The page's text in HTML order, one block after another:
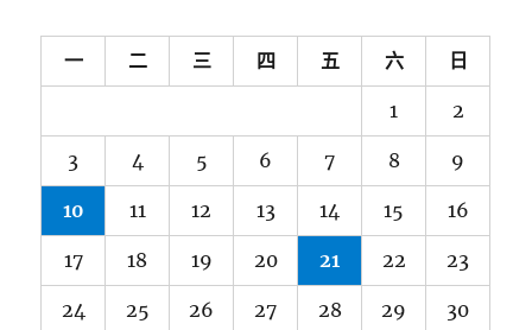
一 二 三 四 五 六 日
1 2
3 4 5 6 7 8 9
10 11 12 13 14 15 16
17 18 19 20 21 22 23
24 25 26 27 28 29 30